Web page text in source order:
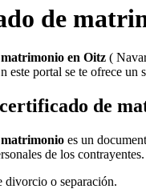
de
en Oitz (
este portal se te ofrece
certificado de
es un
de los
divorcio o separación.